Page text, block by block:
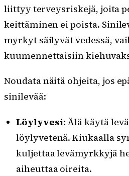
liittyy terveysriskejä, joita
keittäminen ei poista.
myrkyt säilyvät vedessä,
kuumennettaisiin
Noudata näitä ohjeita, jos
sinilevää:
Löylyvesi: Älä käytä
löylyvetenä. Kiukaalla
kuljettaa levämyrkkyjä
aiheuttaa oireita.